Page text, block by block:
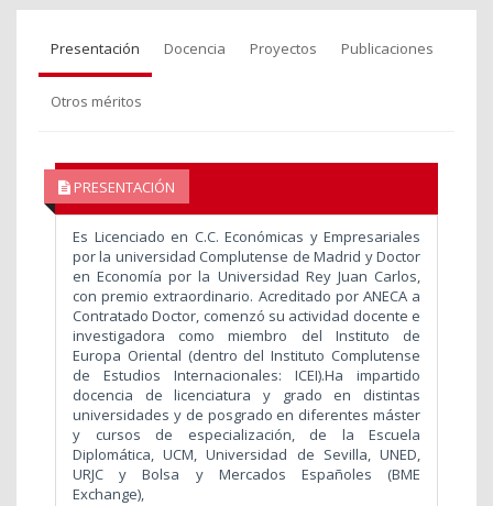
Presentación Docencia Proyectos Publicaciones
Otros méritos
PRESENTACIÓN
Es Licenciado en C.C. Económicas y Empresariales
por la universidad Complutense de Madrid y Doctor
en Economía por la Universidad Rey Juan Carlos,
con premio extraordinario. Acreditado por ANECA a
Contratado Doctor, comenzó su actividad docente e
investigadora como miembro del Instituto de
Europa Oriental (dentro del Instituto Complutense
de Estudios Internacionales: ICEI).Ha impartido
docencia de licenciatura y grado en distintas
universidades y de posgrado en diferentes máster
y cursos de especialización, de la Escuela
Diplomática, UCM, Universidad de Sevilla, UNED,
URJC y Bolsa y Mercados Españoles (BME
Exchange),